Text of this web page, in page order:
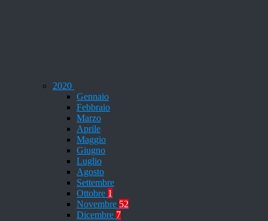
2020
Gennaio
Febbraio
Marzo
Aprile
Maggio
Giugno
Luglio
Agosto
Settembre
Ottobre 1
Novembre 52
Dicembre 7